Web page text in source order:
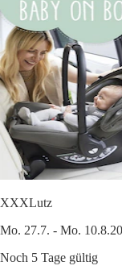
XXXLutz
Mo. 27.7. - Mo.
Noch 5 Tage gültig